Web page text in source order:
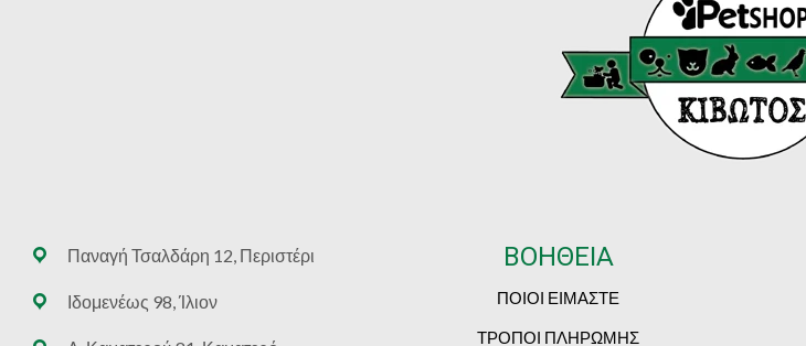
Παναγή Τσαλδάρη 12, Περιστέρι
Ιδομενέως 98, Ίλιον
ΒΟΗΘΕΙΑ
ΠΟΙΟΙ ΕΙΜΑΣΤΕ
ΤΡΟΠΟΙ ΠΛΗΡΩΜΗΣ